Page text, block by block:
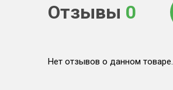
Отзывы 0
Нет отзывов о данном товаре.